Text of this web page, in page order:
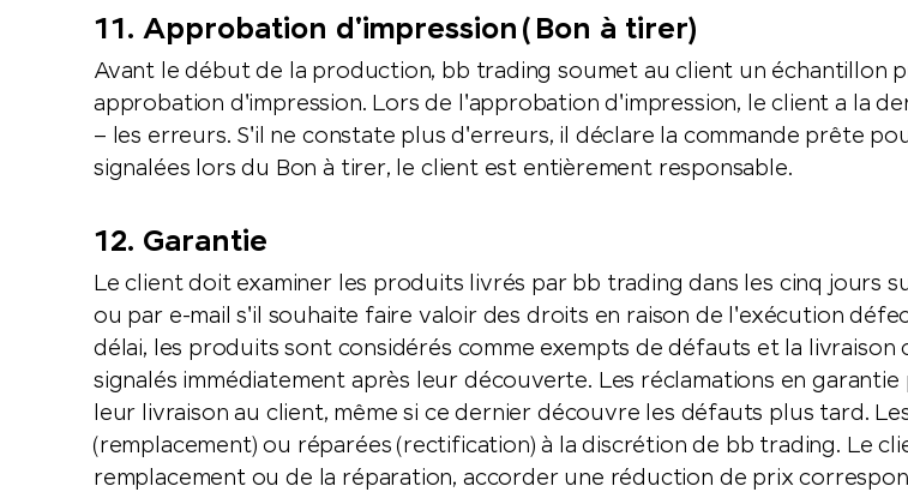
11. Approbation d'impression (Bon à tirer)
Avant le début de la production, bb trading soumet au client un échantillon
approbation d'impression. Lors de l'approbation d'impression, le client a la
– les erreurs. S'il ne constate plus d'erreurs, il déclare la commande prête
signalées lors du Bon à tirer, le client est entièrement responsable.
12. Garantie
Le client doit examiner les produits livrés par bb trading dans les cinq jours
ou par e-mail s'il souhaite faire valoir des droits en raison de l'exécution
délai, les produits sont considérés comme exempts de défauts et la
signalés immédiatement après leur découverte. Les réclamations en
leur livraison au client, même si ce dernier découvre les défauts plus tard.
(remplacement) ou réparées (rectification) à la discrétion de bb trading. Le
remplacement ou de la réparation, accorder une réduction de prix